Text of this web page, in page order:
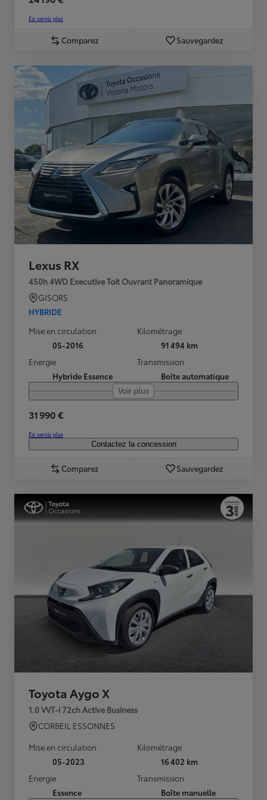
En savoir plus
Comparez Sauvegardez
Lexus RX
450h 4WD Executive Toit Ouvrant Panoramique
GISORS
HYBRIDE
Mise en circulation
05-2016
Kilométrage
91 494 km
Energie
Hybride Essence
Transmission
Boîte automatique
Voir plus
31 990 €
En savoir plus
Contactez la concession
Comparez Sauvegardez
Toyota Aygo X
1.0 VVT-i 72ch Active Business
CORBEIL ESSONNES
Mise en circulation
05-2023
Kilométrage
16 402 km
Energie
Essence
Transmission
Boîte manuelle